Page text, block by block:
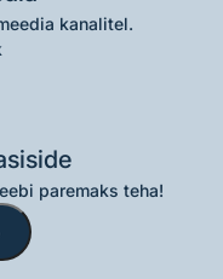
kanalitel.
paremaks teha!